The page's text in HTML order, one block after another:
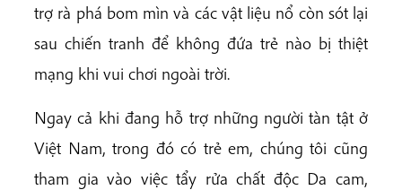
trợ rà phá bom mìn và các vật liệu nổ còn sót lại
sau chiến tranh để không đứa trẻ nào bị thiệt
mạng khi vui chơi ngoài trời.
Ngay cả khi đang hỗ trợ những người tàn tật ở
Việt Nam, trong đó có trẻ em, chúng tôi cũng
tham gia vào việc tẩy rửa chất độc Da cam,